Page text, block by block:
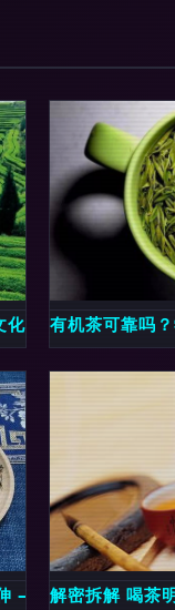
化——一碗茶里的千
有机茶可靠吗
——第19届重庆春
解密拆解 喝茶